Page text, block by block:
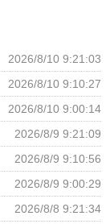
2026/8/10 9:21:03
2026/8/10 9:10:27
2026/8/10 9:00:14
2026/8/9 9:21:09